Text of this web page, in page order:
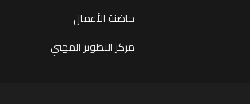
حاضنة الأعمال
مركز التطوير المهني